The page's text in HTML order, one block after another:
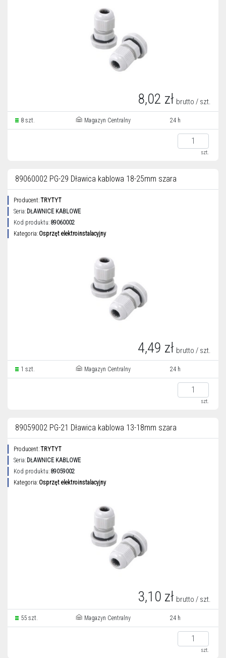
8,02 zł brutto / szt.
8 szt. Magazyn Centralny 24 h
szt.
89060002 PG-29 Dławica kablowa 18-25mm szara
Producent:TRYTYT
Seria: DŁAWNICE KABLOWE
Kod produktu: 89060002
Kategoria: Osprzęt elektroinstalacyjny
4,49 zł brutto / szt.
1 szt. Magazyn Centralny 24 h
szt.
89059002 PG-21 Dławica kablowa 13-18mm szara
Producent:TRYTYT
Seria: DŁAWNICE KABLOWE
Kod produktu: 89059002
Kategoria: Osprzęt elektroinstalacyjny
3,10 zł brutto / szt.
55 szt. Magazyn Centralny 24 h
szt.